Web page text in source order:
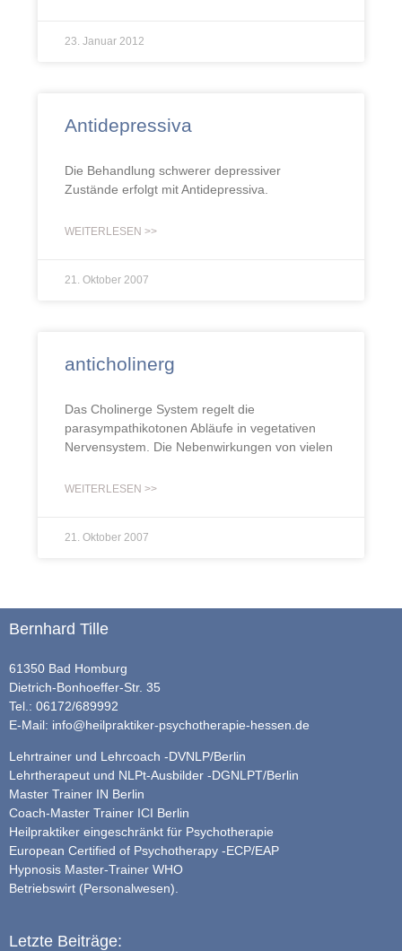
23. Januar 2012
Antidepressiva
Die Behandlung schwerer depressiver
Zustände erfolgt mit Antidepressiva.
WEITERLESEN >>
21. Oktober 2007
anticholinerg
Das Cholinerge System regelt die
parasympathikotonen Abläufe in vegetativen
Nervensystem. Die Nebenwirkungen von vielen
WEITERLESEN >>
21. Oktober 2007
Bernhard Tille
61350 Bad Homburg
Dietrich-Bonhoeffer-Str. 35
Tel.: 06172/689992
E-Mail: info@heilpraktiker-psychotherapie-hessen.de
Lehrtrainer und Lehrcoach -DVNLP/Berlin
Lehrtherapeut und NLPt-Ausbilder -DGNLPT/Berlin
Master Trainer IN Berlin
Coach-Master Trainer ICI Berlin
Heilpraktiker eingeschränkt für Psychotherapie
European Certified of Psychotherapy -ECP/EAP
Hypnosis Master-Trainer WHO
Betriebswirt (Personalwesen).
Letzte Beiträge: